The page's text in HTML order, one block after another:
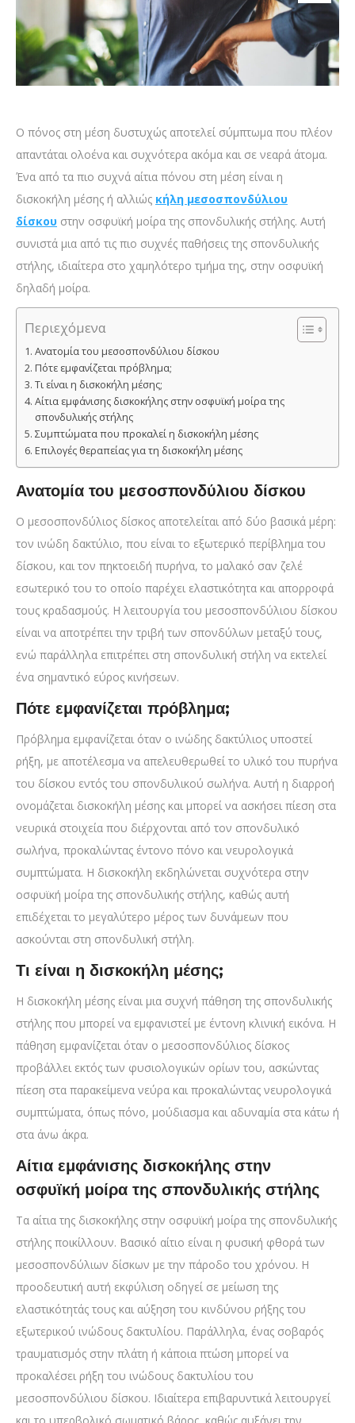
Ο πόνος στη μέση δυστυχώς αποτελεί σύμπτωμα που πλέον
απαντάται ολοένα και συχνότερα ακόμα και σε νεαρά άτομα.
Ένα από τα πιο συχνά αίτια πόνου στη μέση είναι η
δισκοκήλη μέσης ή αλλιώς κήλη μεσοσπονδύλιου
δίσκου στην οσφυϊκή μοίρα της σπονδυλικής στήλης. Αυτή
συνιστά μια από τις πιο συχνές παθήσεις της σπονδυλικής
στήλης, ιδιαίτερα στο χαμηλότερο τμήμα της, στην οσφυϊκή
δηλαδή μοίρα.
Περιεχόμενα
Ανατομία του μεσοσπονδύλιου δίσκου
Πότε εμφανίζεται πρόβλημα;
Τι είναι η δισκοκήλη μέσης;
Αίτια εμφάνισης δισκοκήλης στην οσφυϊκή μοίρα της
σπονδυλικής στήλης
Συμπτώματα που προκαλεί η δισκοκήλη μέσης
Επιλογές θεραπείας για τη δισκοκήλη μέσης
Ανατομία του μεσοσπονδύλιου δίσκου
Ο μεσοσπονδύλιος δίσκος αποτελείται από δύο βασικά μέρη:
τον ινώδη δακτύλιο, που είναι το εξωτερικό περίβλημα του
δίσκου, και τον πηκτοειδή πυρήνα, το μαλακό σαν ζελέ
εσωτερικό του το οποίο παρέχει ελαστικότητα και απορροφά
τους κραδασμούς. Η λειτουργία του μεσοσπονδύλιου δίσκου
είναι να αποτρέπει την τριβή των σπονδύλων μεταξύ τους,
ενώ παράλληλα επιτρέπει στη σπονδυλική στήλη να εκτελεί
ένα σημαντικό εύρος κινήσεων.
Πότε εμφανίζεται πρόβλημα;
Πρόβλημα εμφανίζεται όταν ο ινώδης δακτύλιος υποστεί
ρήξη, με αποτέλεσμα να απελευθερωθεί το υλικό του πυρήνα
του δίσκου εντός του σπονδυλικού σωλήνα. Αυτή η διαρροή
ονομάζεται δισκοκήλη μέσης και μπορεί να ασκήσει πίεση στα
νευρικά στοιχεία που διέρχονται από τον σπονδυλικό
σωλήνα, προκαλώντας έντονο πόνο και νευρολογικά
συμπτώματα. Η δισκοκήλη εκδηλώνεται συχνότερα στην
οσφυϊκή μοίρα της σπονδυλικής στήλης, καθώς αυτή
επιδέχεται το μεγαλύτερο μέρος των δυνάμεων που
ασκούνται στη σπονδυλική στήλη.
Τι είναι η δισκοκήλη μέσης;
Η δισκοκήλη μέσης είναι μια συχνή πάθηση της σπονδυλικής
στήλης που μπορεί να εμφανιστεί με έντονη κλινική εικόνα. Η
πάθηση εμφανίζεται όταν ο μεσοσπονδύλιος δίσκος
προβάλλει εκτός των φυσιολογικών ορίων του, ασκώντας
πίεση στα παρακείμενα νεύρα και προκαλώντας νευρολογικά
συμπτώματα, όπως πόνο, μούδιασμα και αδυναμία στα κάτω ή
στα άνω άκρα.
Αίτια εμφάνισης δισκοκήλης στην
οσφυϊκή μοίρα της σπονδυλικής στήλης
Τα αίτια της δισκοκήλης στην οσφυϊκή μοίρα της σπονδυλικής
στήλης ποικίλλουν. Βασικό αίτιο είναι η φυσική φθορά των
μεσοσπονδύλιων δίσκων με την πάροδο του χρόνου. Η
προοδευτική αυτή εκφύλιση οδηγεί σε μείωση της
ελαστικότητάς τους και αύξηση του κινδύνου ρήξης του
εξωτερικού ινώδους δακτυλίου. Παράλληλα, ένας σοβαρός
τραυματισμός στην πλάτη ή κάποια πτώση μπορεί να
προκαλέσει ρήξη του ινώδους δακτυλίου του
μεσοσπονδύλιου δίσκου. Ιδιαίτερα επιβαρυντικά λειτουργεί